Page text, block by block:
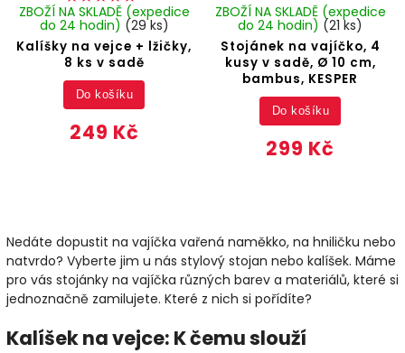
Kalíšky na vejce + lžičky,
8 ks v sadě
ZBOŽÍ NA SKLADĚ (expedice
do 24 hodin) (29 ks)
249 Kč
Do košíku
Stojánek na vajíčko, 4
kusy v sadě, Ø 10 cm,
bambus, KESPER
ZBOŽÍ NA SKLADĚ (expedice
do 24 hodin) (21 ks)
299 Kč
Do košíku
Nedáte dopustit na vajíčka vařená naměkko, na hniličku nebo
natvrdo? Vyberte jim u nás stylový stojan nebo kalíšek. Máme
pro vás stojánky na vajíčka různých barev a materiálů, které si
jednoznačně zamilujete. Které z nich si pořídíte?
Kalíšek na vejce: K čemu slouží